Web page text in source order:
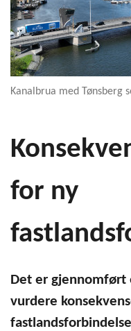
Kanalbrua med Tønsberg
for ny
Det er
vurdere